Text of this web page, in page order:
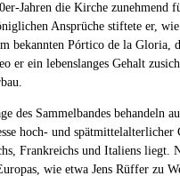
Jahren die Kirche zunehmend
Ansprüche stiftete er,
bekannten Pórtico de la Gloria,
er ein lebenslanges Gehalt
des Sammelbandes behandeln
hoch- und
Frankreichs und Italiens liegt.
wie etwa Jens Rüffer zu